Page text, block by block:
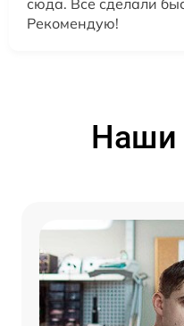
Рекомендую!
Наши